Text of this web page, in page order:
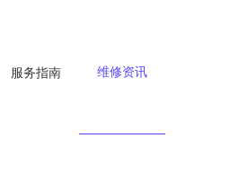
服务指南 维修资讯